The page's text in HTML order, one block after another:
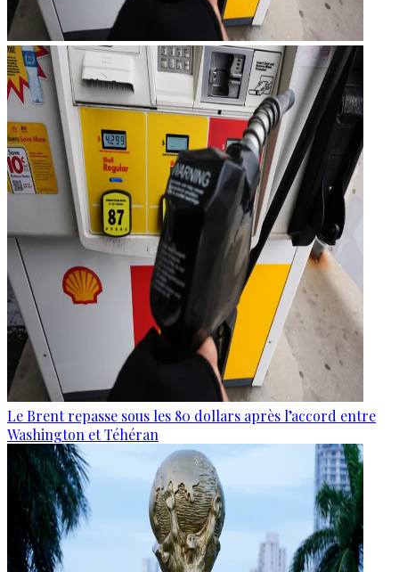
Le Brent repasse sous les 80 dollars après l’accord entre
Washington et Téhéran